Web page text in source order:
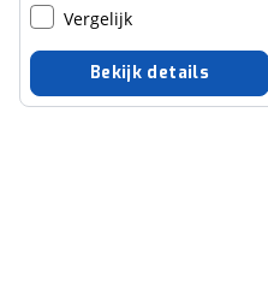
Vergelijk
Bekijk details